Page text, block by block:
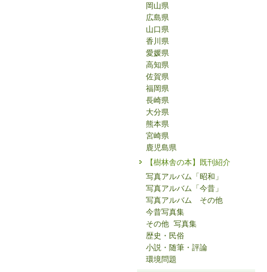
岡山県
広島県
山口県
香川県
愛媛県
高知県
佐賀県
福岡県
長崎県
大分県
熊本県
宮崎県
鹿児島県
【樹林舎の本】既刊紹介
写真アルバム「昭和」
写真アルバム「今昔」
写真アルバム その他
今昔写真集
その他 写真集
歴史・民俗
小説・随筆・評論
環境問題